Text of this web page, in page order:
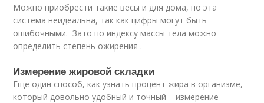
Можно приобрести такие весы и для дома, но эта
система неидеальна, так как цифры могут быть
ошибочными. Зато по индексу массы тела можно
определить степень ожирения .
Измерение жировой складки
Еще один способ, как узнать процент жира в организме,
который довольно удобный и точный – измерение